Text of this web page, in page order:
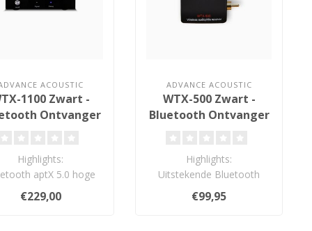
ACOUSTIC
1100 Zwart -
Ontvanger
Highlights:
aptX 5.0 hoge
ontvanger
(24bit/48kHz)
€229,00
ADVANCE ACOUSTIC
WTX-500 Zwart -
Bluetooth Ontvanger
Highlights:
Uitstekende Bluetooth
stereo audio kwaliteit
(16bit/44,1kHz)
€99,95